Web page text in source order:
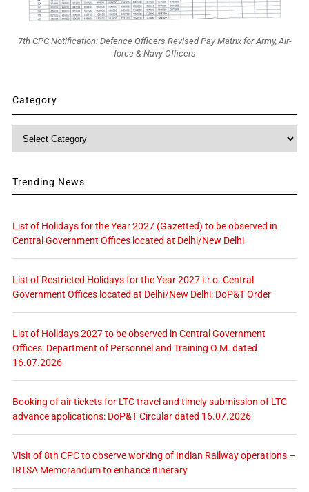
7th CPC Notification: Defence Officers Revised Pay Matrix for Army, Air-
force & Navy Officers
Category
Trending News
List of Holidays for the Year 2027 (Gazetted) to be observed in
Central Government Offices located at Delhi/New Delhi
List of Restricted Holidays for the Year 2027 i.r.o. Central
Government Offices located at Delhi/New Delhi: DoP&T Order
List of Holidays 2027 to be observed in Central Government
Offices: Department of Personnel and Training O.M. dated
16.07.2026
Booking of air tickets for LTC travel and timely submission of LTC
advance applications: DoP&T Circular dated 16.07.2026
Visit of 8th CPC to observe working of Indian Railway operations –
IRTSA Memorandum to enhance itinerary